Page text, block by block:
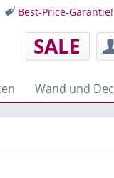
Best-Price-Garantie!
SALE
Wand und